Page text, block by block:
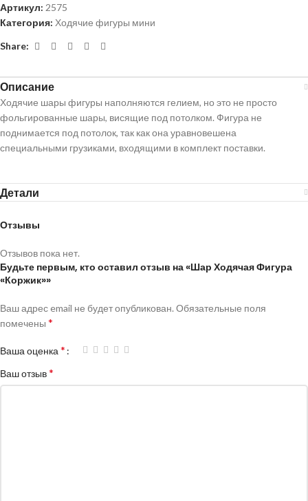
Артикул: 2575
Категория: Ходячие фигуры мини
Share:
Описание
Ходячие шары фигуры наполняются гелием, но это не просто
фольгированные шары, висящие под потолком. Фигура не
поднимается под потолок, так как она уравновешена
специальными грузиками, входящими в комплект поставки.
Детали
Отзывы
Отзывов пока нет.
Будьте первым, кто оставил отзыв на «Шар Ходячая Фигура
«Коржик»»
Ваш адрес email не будет опубликован. Обязательные поля
помечены *
Ваша оценка *
Ваш отзыв*